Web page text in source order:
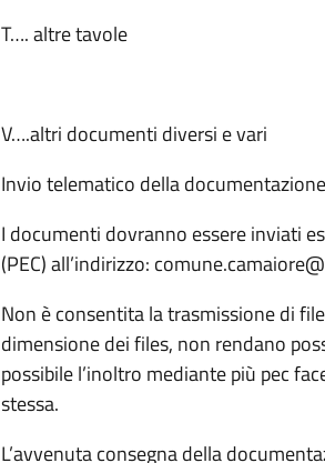
T…. altre tavole
V….altri documenti diversi e vari
Invio telematico della documentazione
I documenti dovranno essere inviati
(PEC) all’indirizzo:
Non è consentita la trasmissione di
dimensione dei files, non rendano
possibile l’inoltro mediante più pec
stessa.
L’avvenuta consegna della